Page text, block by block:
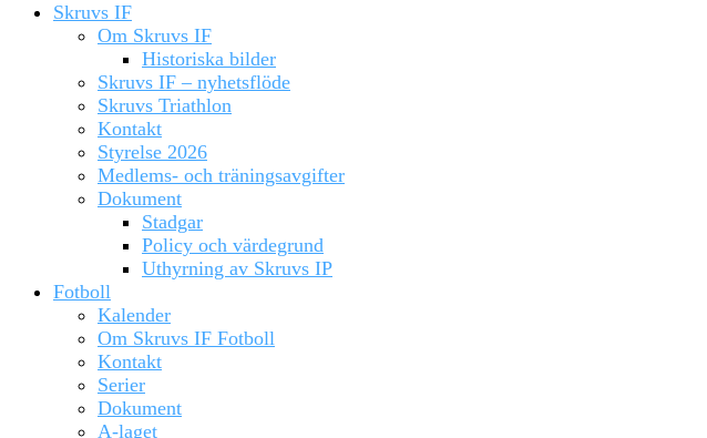
Skruvs IF
Om Skruvs IF
Historiska bilder
Skruvs IF – nyhetsflöde
Skruvs Triathlon
Kontakt
Styrelse 2026
Medlems- och träningsavgifter
Dokument
Stadgar
Policy och värdegrund
Uthyrning av Skruvs IP
Fotboll
Kalender
Om Skruvs IF Fotboll
Kontakt
Serier
Dokument
A-laget